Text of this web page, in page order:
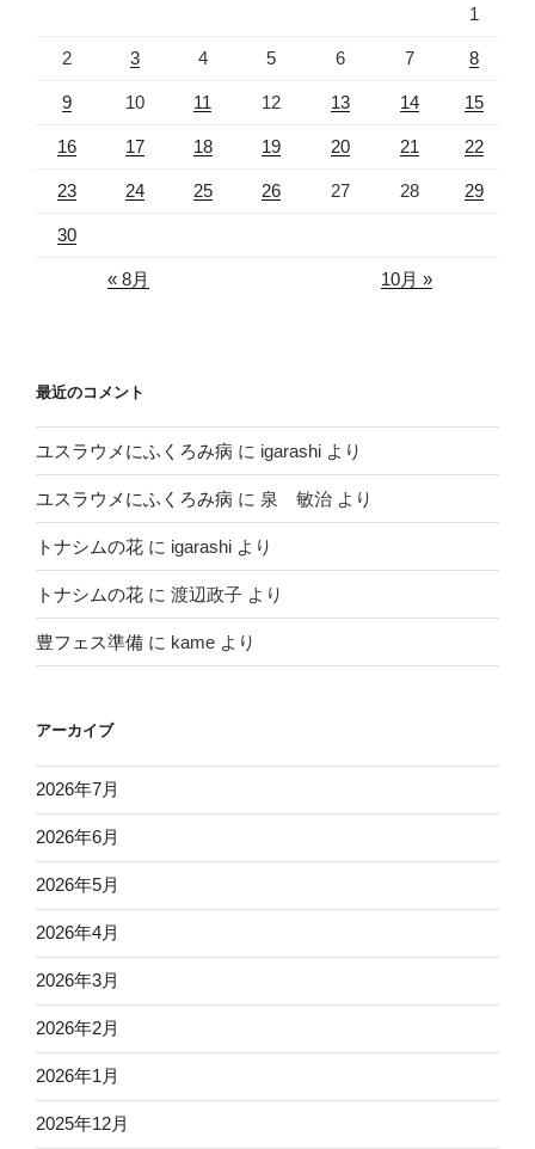
1
2 3 4 5 6 7 8
9 10 11 12 13 14 15
16 17 18 19 20 21 22
23 24 25 26 27 28 29
30
« 8月 10月 »
最近のコメント
ユスラウメにふくろみ病 に igarashi より
ユスラウメにふくろみ病 に 泉 敏治 より
トナシムの花 に igarashi より
トナシムの花 に 渡辺政子 より
豊フェス準備 に kame より
アーカイブ
2026年7月
2026年6月
2026年5月
2026年4月
2026年3月
2026年2月
2026年1月
2025年12月